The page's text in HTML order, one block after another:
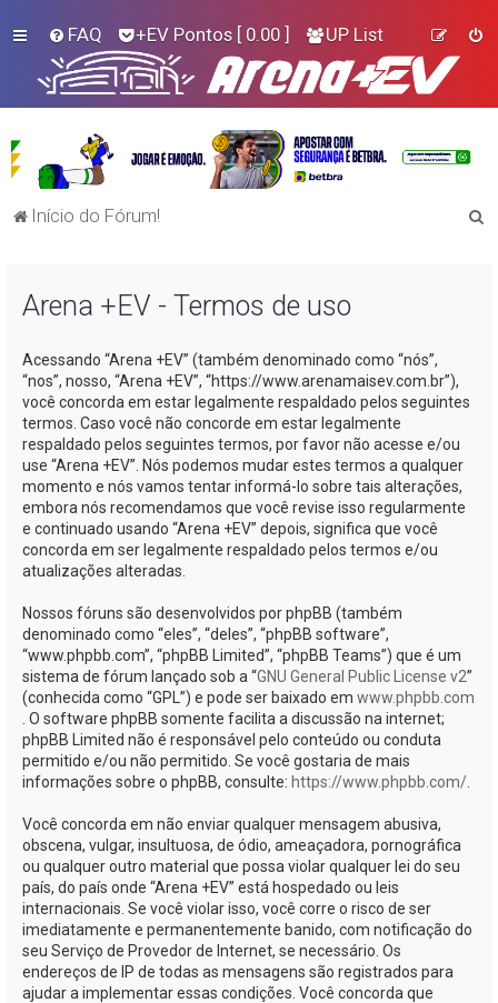
FAQ +EV Pontos [ 0.00 ] UP List
Início do Fórum!
Arena +EV - Termos de uso
Acessando “Arena +EV” (também denominado como “nós”,
“nos”, nosso, “Arena +EV”, “https://www.arenamaisev.com.br”),
você concorda em estar legalmente respaldado pelos seguintes
termos. Caso você não concorde em estar legalmente
respaldado pelos seguintes termos, por favor não acesse e/ou
use “Arena +EV”. Nós podemos mudar estes termos a qualquer
momento e nós vamos tentar informá-lo sobre tais alterações,
embora nós recomendamos que você revise isso regularmente
e continuado usando “Arena +EV” depois, significa que você
concorda em ser legalmente respaldado pelos termos e/ou
atualizações alteradas.
Nossos fóruns são desenvolvidos por phpBB (também
denominado como “eles”, “deles”, “phpBB software”,
“www.phpbb.com”, “phpBB Limited”, “phpBB Teams”) que é um
sistema de fórum lançado sob a “GNU General Public License v2”
(conhecida como “GPL”) e pode ser baixado em www.phpbb.com
. O software phpBB somente facilita a discussão na internet;
phpBB Limited não é responsável pelo conteúdo ou conduta
permitido e/ou não permitido. Se você gostaria de mais
informações sobre o phpBB, consulte: https://www.phpbb.com/
Você concorda em não enviar qualquer mensagem abusiva,
obscena, vulgar, insultuosa, de ódio, ameaçadora, pornográfica
ou qualquer outro material que possa violar qualquer lei do seu
país, do país onde “Arena +EV” está hospedado ou leis
internacionais. Se você violar isso, você corre o risco de ser
imediatamente e permanentemente banido, com notificação do
seu Serviço de Provedor de Internet, se necessário. Os
endereços de IP de todas as mensagens são registrados para
ajudar a implementar essas condições. Você concorda que